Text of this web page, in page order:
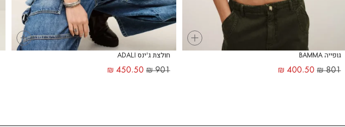
+
גופייה BAMMA
₪801
₪ 400.50
+
חולצת ג'ינס ADALI
₪901
₪ 450.50